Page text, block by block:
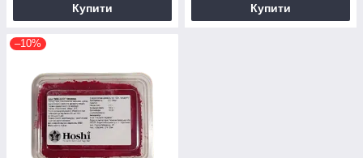
Купити Купити
–10%